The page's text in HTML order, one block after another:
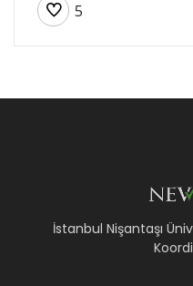
5
İstanbul Nişantaşı